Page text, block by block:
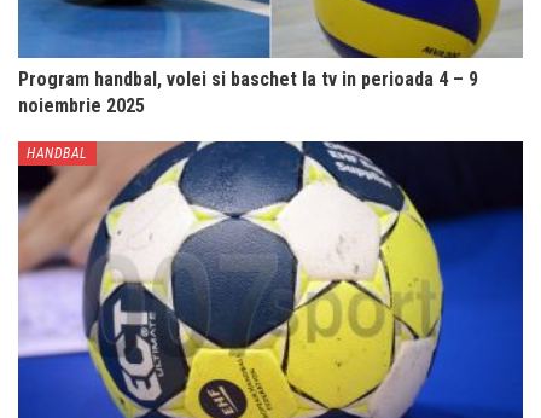
Program handbal, volei si baschet la tv in perioada 4 – 9
noiembrie 2025
HANDBAL